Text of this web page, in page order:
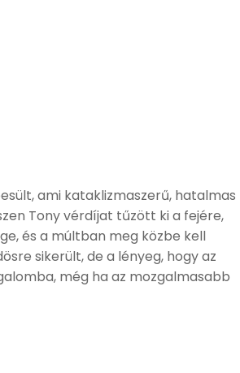
ami kataklizmaszerű, hatalmas
Tony vérdíjat tűzött ki a fejére,
és a múltban meg közbe kell
sikerült, de a lényeg, hogy az
még ha az mozgalmasabb